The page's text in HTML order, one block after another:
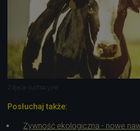
Zdjęcie ilustracyjne
Posłuchaj także:
Żywność ekologiczna - nowe